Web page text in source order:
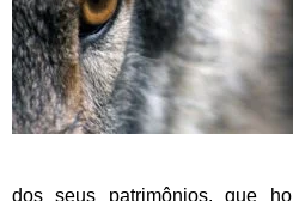
dos seus patrimônios, que